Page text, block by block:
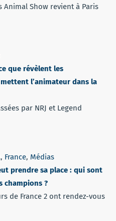
Animal Show revient à Paris
que révèlent les
l’animateur dans la
par NRJ et Legend
, France, Médias
prendre sa place : qui sont
champions ?
de France 2 ont rendez-vous